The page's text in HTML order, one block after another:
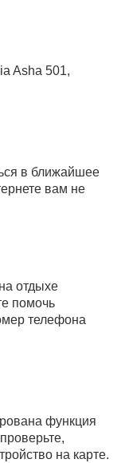
Asha 501,
в ближайшее
вам не
отдыхе
помочь
телефона
функция
на карте.